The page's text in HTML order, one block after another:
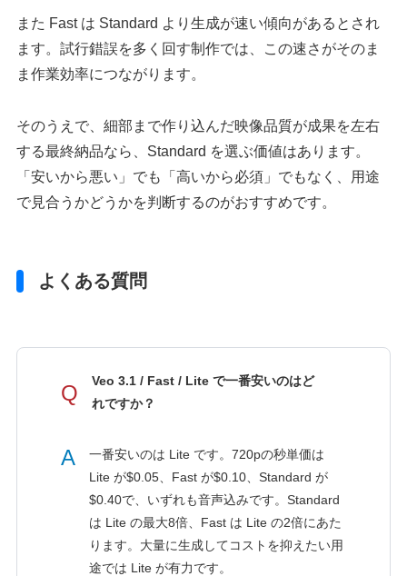
また Fast は Standard より生成が速い傾向があるとされ
ます。試行錯誤を多く回す制作では、この速さがそのま
ま作業効率につながります。
そのうえで、細部まで作り込んだ映像品質が成果を左右
する最終納品なら、Standard を選ぶ価値はあります。
「安いから悪い」でも「高いから必須」でもなく、用途
で見合うかどうかを判断するのがおすすめです。
よくある質問
Q
Veo 3.1 / Fast / Lite で一番安いのはど
れですか？
A
一番安いのは Lite です。720pの秒単価は
Lite が$0.05、Fast が$0.10、Standard が
$0.40で、いずれも音声込みです。Standard
は Lite の最大8倍、Fast は Lite の2倍にあた
ります。大量に生成してコストを抑えたい用
途では Lite が有力です。